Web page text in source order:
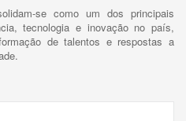
se como um dos principais
tecnologia e inovação no país,
de talentos e respostas a